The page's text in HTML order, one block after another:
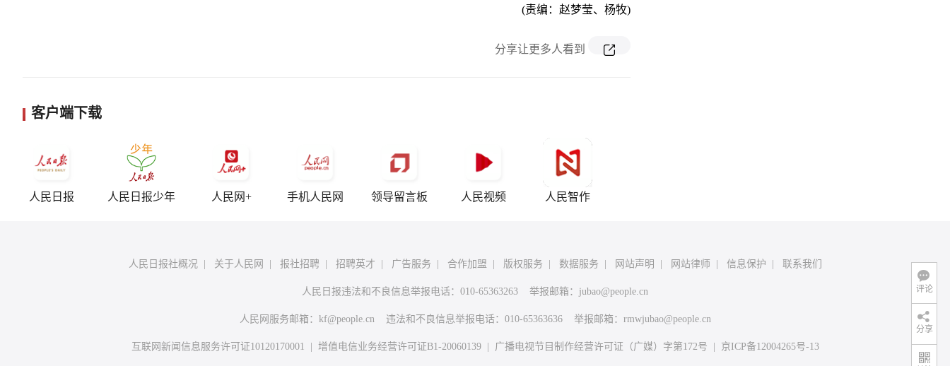
(责编：赵梦莹、杨牧)
分享让更多人看到
客户端下载
人民日报 人民日报少年 人民网+ 手机人民网 领导留言板 人民视频 人民智作
人民日报社概况 关于人民网 报社招聘 招聘英才 广告服务 合作加盟 版权服务 数据服务 网站声明 网站律师 信息保护 联系我们
人民日报违法和不良信息举报电话：010-65363263 举报邮箱： jubao@people.cn
人民网服务邮箱： kf@people.cn违法和不良信息举报电话：010-65363636 举报邮箱： rmwjubao@people.cn
互联网新闻信息服务许可证10120170001 增值电信业务经营许可证B1-20060139| 广播电视节目制作经营许可证（广媒）字第172号 京ICP备12004265号-13
评论
分享